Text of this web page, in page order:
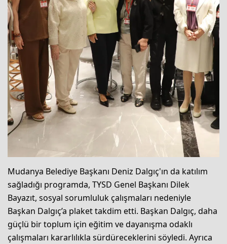
Mudanya Belediye Başkanı Deniz Dalgıç'ın da katılım
sağladığı programda, TYSD Genel Başkanı Dilek
Bayazıt, sosyal sorumluluk çalışmaları nedeniyle
Başkan Dalgıç’a plaket takdim etti. Başkan Dalgıç, daha
güçlü bir toplum için eğitim ve dayanışma odaklı
çalışmaları kararlılıkla sürdüreceklerini söyledi. Ayrıca